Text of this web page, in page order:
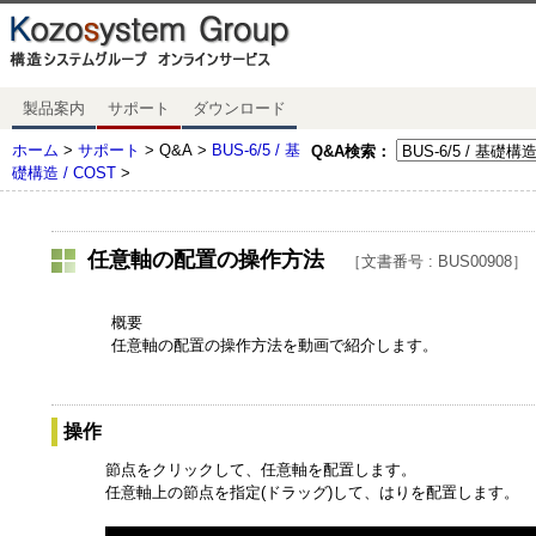
製品案内 サポート ダウンロード
Q&A検索：
ホーム > サポート > Q&A > BUS-6/5 / 基
礎構造 / COST >
任意軸の配置の操作方法 ［文書番号 : BUS00908］
概要
任意軸の配置の操作方法を動画で紹介します。
操作
節点をクリックして、任意軸を配置します。
任意軸上の節点を指定(ドラッグ)して、はりを配置します。